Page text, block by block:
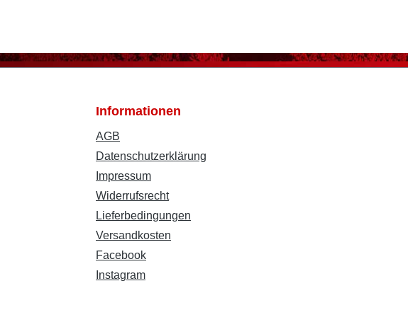
Informationen
AGB
Datenschutzerklärung
Impressum
Widerrufsrecht
Lieferbedingungen
Versandkosten
Facebook
Instagram